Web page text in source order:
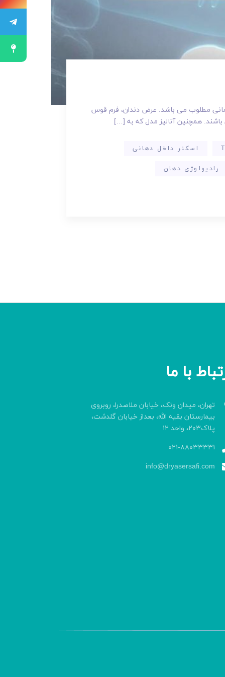
مطلوب می باشد. عرض دندان، فرم قوس
باشند. همچنین آنالیز مدل که به […]
اسکنر داخل دهانی
رادیولوژی دهان
با ما
تهران، میدان ونک، خیابان ملاصدرا، روبروی
بیمارستان بقیه الله، بعداز خیابان گلدشت،
پلاک۲۰۳، واحد ۱۲
۰۲۱-۸۸۰۳۳۳۳۱
info@dryasersafi.com